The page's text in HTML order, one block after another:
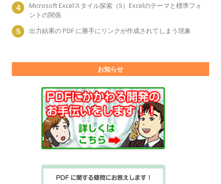
Microsoft Excelスタイル探索（5）Excelのテーマと標準フォ
ントの関係
出力結果の PDF に勝手にリンクが作成されてしまう現象
お知らせ